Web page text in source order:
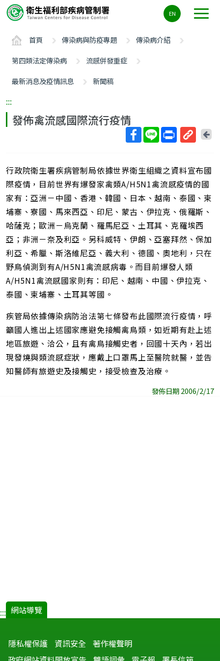
要
ALT+C
EN
首頁 傳染病與防疫專題
傳染病介紹
第四類法定傳染病
流感併發重症
最新消息及疫情訊息
新聞稿
:::
發佈禽流感國際流行疫情
短
網
址
回
行政院衛生署疾病管制局依據世界衛生組織之資料宣布國
際疫情，目前世界有爆發家禽類A/H5N1禽流感疫情的國
家有：亞洲－中國、香港、韓國、日本、越南、泰國、柬
埔寨、寮國、馬來西亞、印尼、蒙古、伊拉克、俄羅斯、
哈薩克；歐洲－烏克蘭、羅馬尼亞、土耳其、克羅埃西
亞；非洲－奈及利亞。另科威特、伊朗、亞塞拜然、保加
利亞、希臘、斯洛維尼亞、義大利、德國、奧地利，只在
野鳥偵測到有A/H5N1禽流感病毒。而目前爆發人類
A/H5N1禽流感國家則有：印尼、越南、中國、伊拉克、
泰國、柬埔寨、土耳其等國。
疾管局依據傳染病防治法第七條發布此國際流行疫情，呼
籲國人進出上述國家應避免接觸禽鳥類，如近期有赴上述
地區旅遊、洽公，且有禽鳥接觸史者，回國十天內，若出
現發燒與類流感症狀，應戴上口罩馬上至醫院就醫，並告
知醫師有旅遊史及接觸史，接受檢查及治療。
發佈日期 2006/2/17
::: 網站導覽
隱私權保護 資訊安全 著作權聲明